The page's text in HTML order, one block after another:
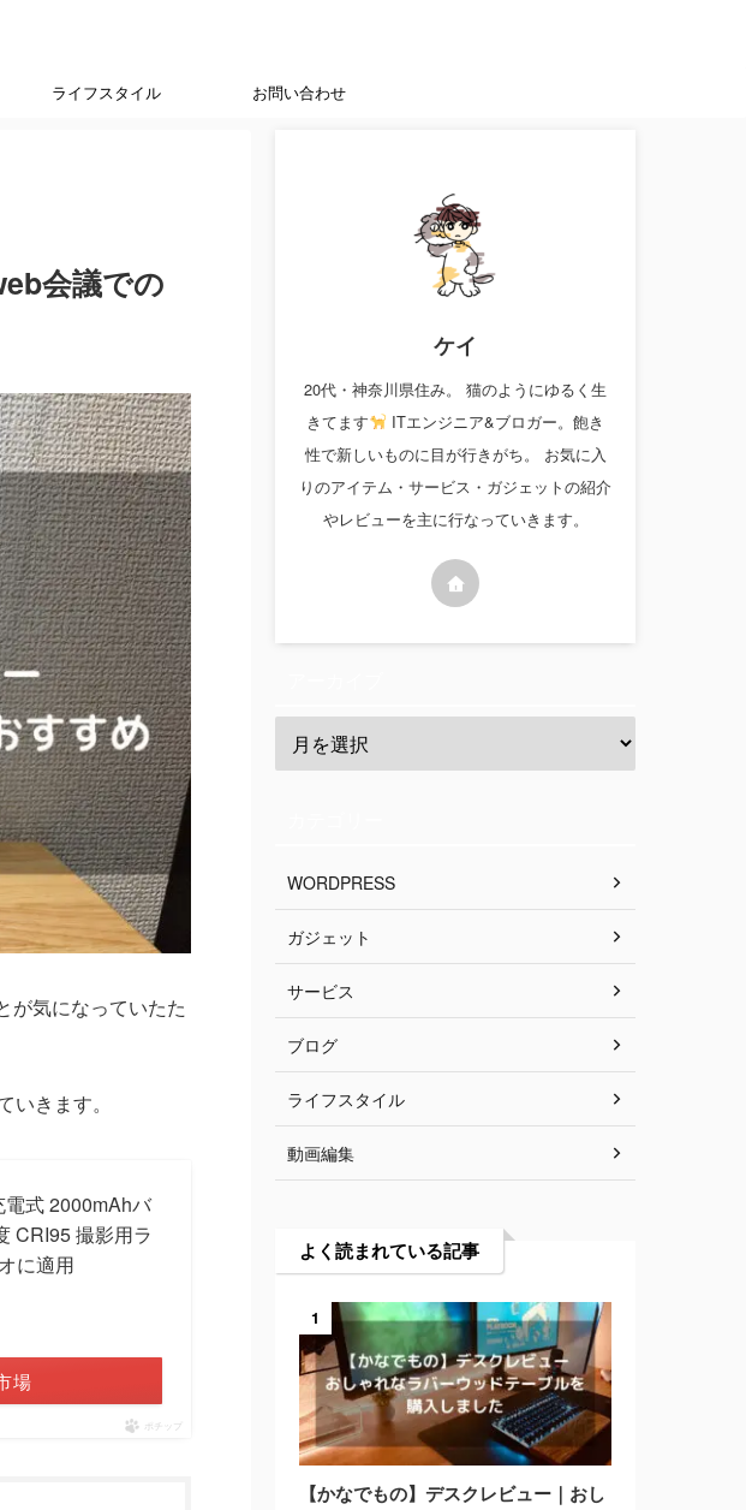
ライフスタイル お問い合わせ
会議での
が気になっていたた
きます。
式 2000mAhバ
CRI95 撮影用ラ
に適用
場
ポチップ
ケイ
20代・神奈川県住み。 猫のようにゆるく生
きてます
ITエンジニア&ブロガー。飽き
性で新しいものに目が行きがち。 お気に入
りのアイテム・サービス・ガジェットの紹介
やレビューを主に行なっていきます。
WORDPRESS
ガジェット
サービス
ブログ
ライフスタイル
動画編集
よく読まれている記事
1
【かなでもの】デスクレビュー｜おし